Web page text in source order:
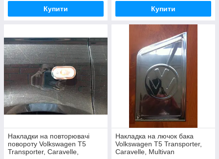
Купити Купити
Накладки на повторювачі
повороту Volkswagen T5
Transporter, Caravelle,
Накладка на лючок бака
Volkswagen T5 Transporter,
Caravelle, Multivan